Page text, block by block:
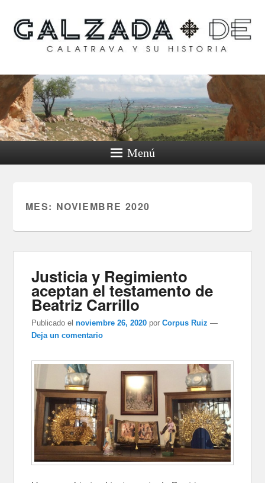
Calzada de Calatrava y
su historia
Menú
MES: NOVIEMBRE 2020
Justicia y Regimiento
aceptan el testamento de
Beatriz Carrillo
Publicado el noviembre 26, 2020 porCorpus Ruiz —
Deja un comentario